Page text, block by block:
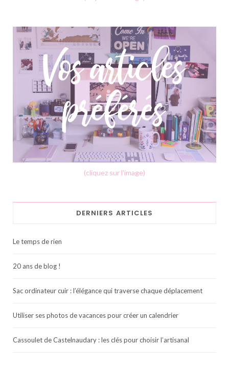
(cliquez sur l'image)
DERNIERS ARTICLES
Le temps de rien
20 ans de blog !
Sac ordinateur cuir : l’élégance qui traverse chaque déplacement
Utiliser ses photos de vacances pour créer un calendrier
Cassoulet de Castelnaudary : les clés pour choisir l’artisanal